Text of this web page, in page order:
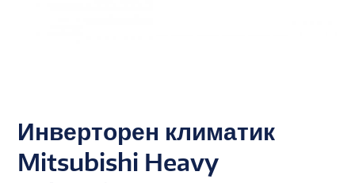
Инверторен климатик
Mitsubishi Heavy